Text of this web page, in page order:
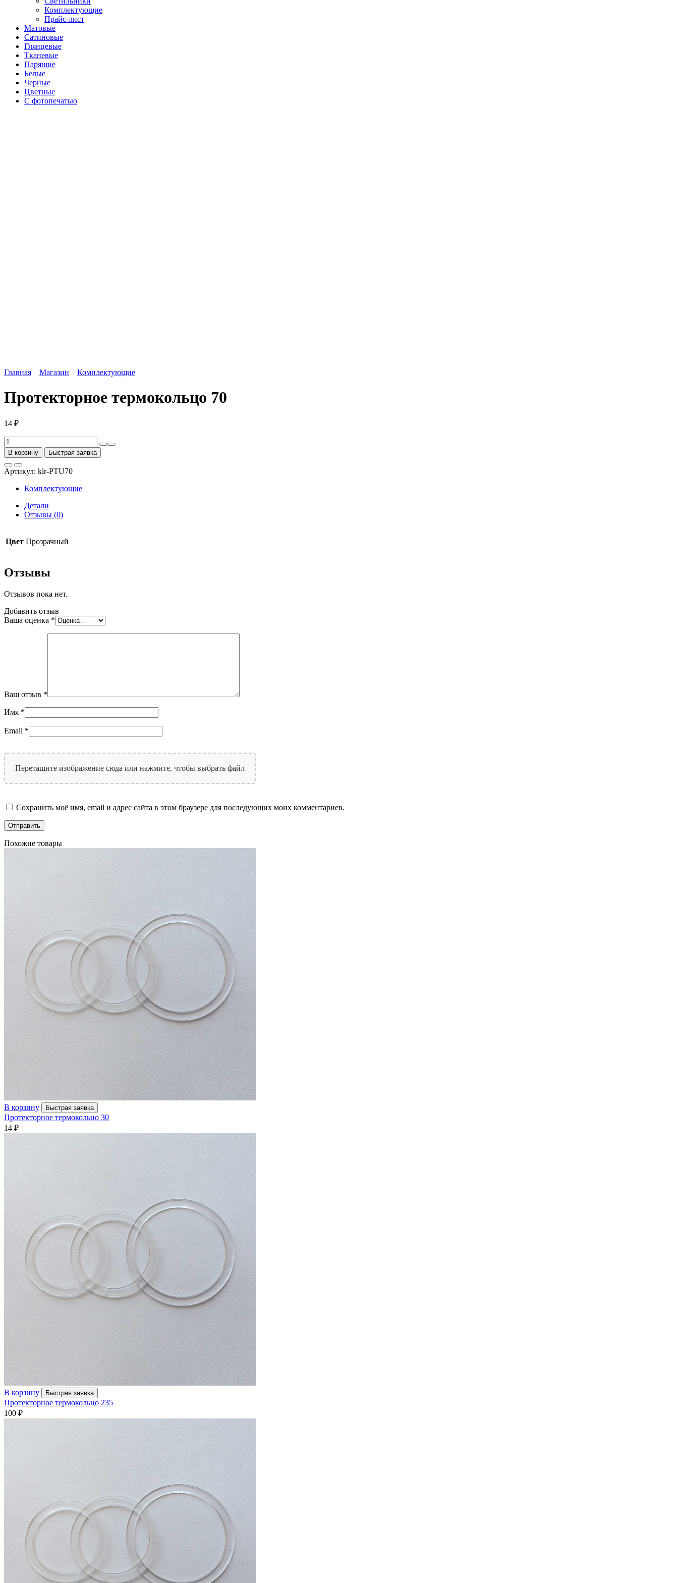
Комплектующие
Прайс-лист
Матовые
Сатиновые
Глянцевые
Тканевые
Парящие
Белые
Черные
Цветные
С фотопечатью
Главная Магазин Комплектующие
Протекторное термокольцо 70
14 ₽
Количество
товара
Протекторное
термокольцо
70
В корзину Быстрая заявка
Артикул: klr-PTU70
Комплектующие
Детали
Отзывы (0)
Цвет Прозрачный
Отзывы
Отзывов пока нет.
Добавить отзыв
Ваша оценка *
Ваш отзыв *
Имя *
Email *
Перетащите изображение сюда или нажмите, чтобы выбрать файл
Сохранить моё имя, email и адрес сайта в этом браузере для последующих моих комментариев.
Похожие товары
В корзину Быстрая заявка
Протекторное термокольцо 30
14 ₽
В корзину Быстрая заявка
Протекторное термокольцо 235
100 ₽